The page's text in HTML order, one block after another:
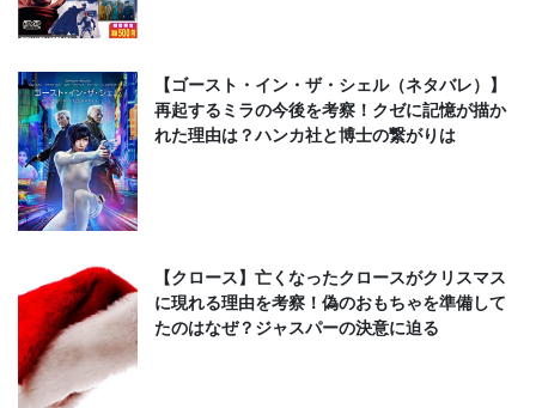
【ゴースト・イン・ザ・シェル（ネタバレ）】
再起するミラの今後を考察！クゼに記憶が描か
れた理由は？ハンカ社と博士の繋がりは
【クロース】亡くなったクロースがクリスマス
に現れる理由を考察！偽のおもちゃを準備して
たのはなぜ？ジャスパーの決意に迫る